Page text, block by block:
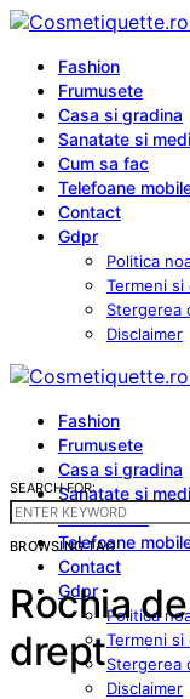
Fashion
Frumusete
Casa si gradina
Sanatate si
Cum sa fac
Telefoane
Contact
Gdpr
Politica
Termeni si
Stergerea
Disclaimer
Fashion
Frumusete
Casa si gradina
Sanatate si
Cum sa fac
Telefoane
Contact
Gdpr
Politica
Termeni si
Stergerea
Disclaimer
SEARCH FOR:
BROWSING TAG
Rochia
drept